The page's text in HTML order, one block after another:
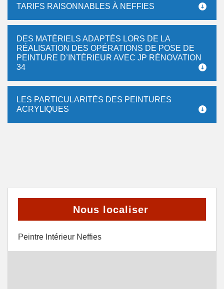
TARIFS RAISONNABLES À NEFFIES
DES MATÉRIELS ADAPTÉS LORS DE LA
RÉALISATION DES OPÉRATIONS DE POSE DE
PEINTURE D’INTÉRIEUR AVEC JP RÉNOVATION
34
LES PARTICULARITÉS DES PEINTURES
ACRYLIQUES
Nous localiser
Peintre Intérieur Neffies